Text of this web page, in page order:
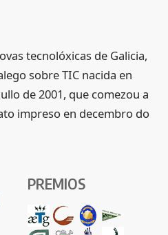
tecnolóxicas de Galicia,
sobre TIC nacida en
de 2001, que comezou a
impreso en decembro do
PREMIOS